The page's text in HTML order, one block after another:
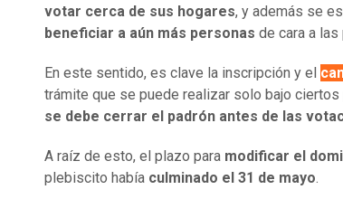
votar cerca de sus hogares, y además se
beneficiar a aún más personas de cara a
En este sentido, es clave la inscripción y el
trámite que se puede realizar solo bajo
se debe cerrar el padrón antes de las
A raíz de esto, el plazo para modificar el
plebiscito había culminado el 31 de mayo.